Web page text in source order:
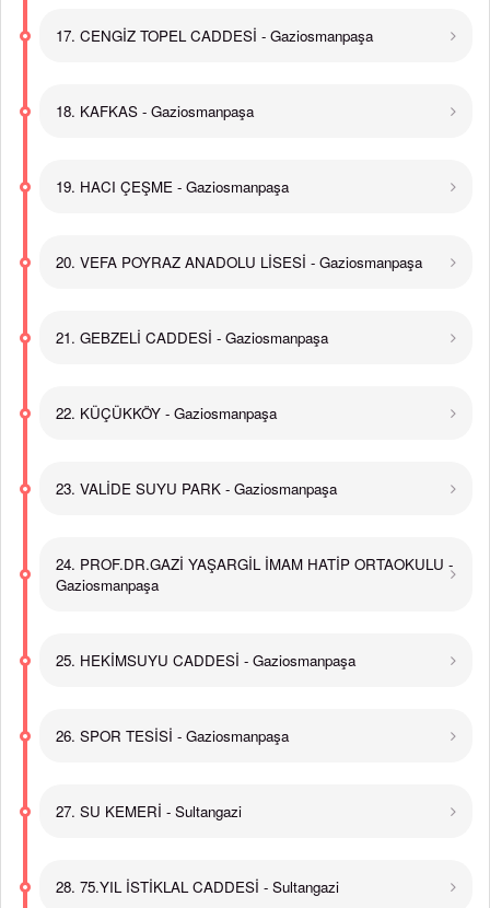
17. CENGİZ TOPEL CADDESİ - Gaziosmanpaşa
18. KAFKAS - Gaziosmanpaşa
19. HACI ÇEŞME - Gaziosmanpaşa
20. VEFA POYRAZ ANADOLU LİSESİ - Gaziosmanpaşa
21. GEBZELİ CADDESİ - Gaziosmanpaşa
22. KÜÇÜKKÖY - Gaziosmanpaşa
23. VALİDE SUYU PARK - Gaziosmanpaşa
24. PROF.DR.GAZİ YAŞARGİL İMAM HATİP ORTAOKULU -
Gaziosmanpaşa
25. HEKİMSUYU CADDESİ - Gaziosmanpaşa
26. SPOR TESİSİ - Gaziosmanpaşa
27. SU KEMERİ - Sultangazi
28. 75.YIL İSTİKLAL CADDESİ - Sultangazi